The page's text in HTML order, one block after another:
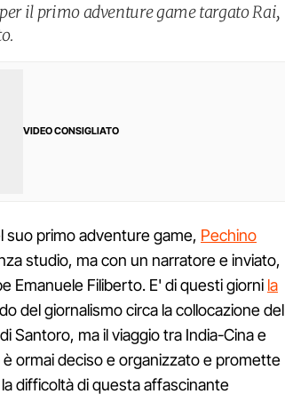
il primo adventure game targato Rai,
VIDEO CONSIGLIATO
suo primo adventure game, Pechino
studio, ma con un narratore e inviato,
Emanuele Filiberto. E' di questi giorni la
del giornalismo circa la collocazione del
Santoro, ma il viaggio tra India-Cina e
è ormai deciso e organizzato e promette
difficoltà di questa affascinante